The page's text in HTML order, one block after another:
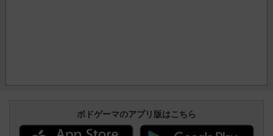
ボドゲーマのアプリ版はこちら